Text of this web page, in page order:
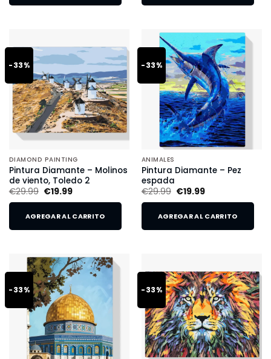
-33%
DIAMOND PAINTING
Pintura Diamante – Molinos
de viento, Toledo 2
€29.99 €19.99
AGREGAR AL CARRITO
-33%
ANIMALES
Pintura Diamante – Pez
espada
€29.99 €19.99
AGREGAR AL CARRITO
-33% -33%